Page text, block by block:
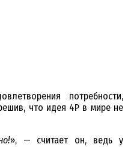
потребности,
что идея 4Р в мире не
», — считает он, ведь у